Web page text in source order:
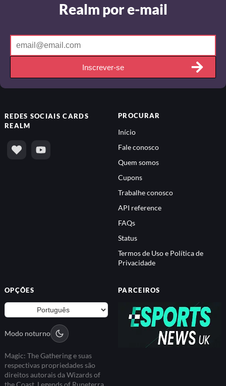
Realm por e-mail
Inscrever-se
REDES SOCIAISCARDS
REALM
PROCURAR
Início
Fale conosco
Quem somos
Cupons
Trabalhe conosco
API reference
FAQs
Status
Termos de Uso e Política de
Privacidade
OPÇÕES
Modo noturno
Magic: The Gathering e suas
respectivas propriedades são
direitos autorais da Wizards of
the Coast. Legends of Runeterra
PARCEIROS